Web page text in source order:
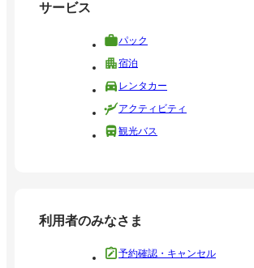
サービス
パック
宿泊
レンタカー
アクティビティ
観光バス
利用者のみなさま
予約確認・キャンセル